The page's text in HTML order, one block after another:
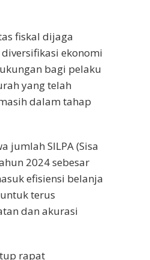
fiskal dijaga
ekonomi
bagi pelaku
yang telah
dalam tahap
jumlah SILPA (Sisa
2024 sebesar
efisiensi belanja
terus
dan akurasi
rapat